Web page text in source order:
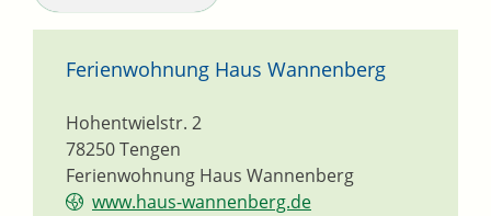
Ferienwohnung Haus Wannenberg
Ferienwohnung Haus Wannenberg
Hohentwielstr. 2
78250Tengen
www.haus-wannenberg.de